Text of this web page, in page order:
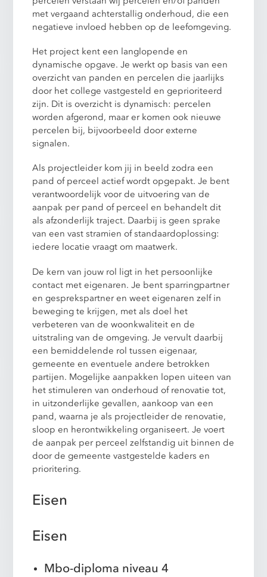
met vergaand achterstallig onderhoud, die een
negatieve invloed hebben op de leefomgeving.
Het project kent een langlopende en
dynamische opgave. Je werkt op basis van een
overzicht van panden en percelen die jaarlijks
door het college vastgesteld en geprioriteerd
zijn. Dit is overzicht is dynamisch: percelen
worden afgerond, maar er komen ook nieuwe
percelen bij, bijvoorbeeld door externe
signalen.
Als projectleider kom jij in beeld zodra een
pand of perceel actief wordt opgepakt. Je bent
verantwoordelijk voor de uitvoering van de
aanpak per pand of perceel en behandelt dit
als afzonderlijk traject. Daarbij is geen sprake
van een vast stramien of standaardoplossing:
iedere locatie vraagt om maatwerk.
De kern van jouw rol ligt in het persoonlijke
contact met eigenaren. Je bent sparringpartner
en gesprekspartner en weet eigenaren zelf in
beweging te krijgen, met als doel het
verbeteren van de woonkwaliteit en de
uitstraling van de omgeving. Je vervult daarbij
een bemiddelende rol tussen eigenaar,
gemeente en eventuele andere betrokken
partijen. Mogelijke aanpakken lopen uiteen van
het stimuleren van onderhoud of renovatie tot,
in uitzonderlijke gevallen, aankoop van een
pand, waarna je als projectleider de renovatie,
sloop en herontwikkeling organiseert. Je voert
de aanpak per perceel zelfstandig uit binnen de
door de gemeente vastgestelde kaders en
prioritering.
Eisen
Eisen
Mbo-diploma niveau 4